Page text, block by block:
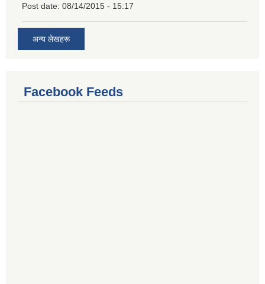
Post date: 08/14/2015 - 15:17
अन्य लेखहरू
Facebook Feeds